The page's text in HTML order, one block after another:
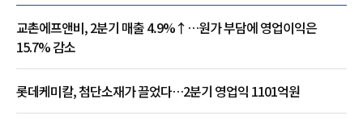
교촌에프앤비, 2분기 매출 4.9%↑…원가 부담에 영업이익은
15.7% 감소
롯데케미칼, 첨단소재가 끌었다…2분기 영업익 1101억원